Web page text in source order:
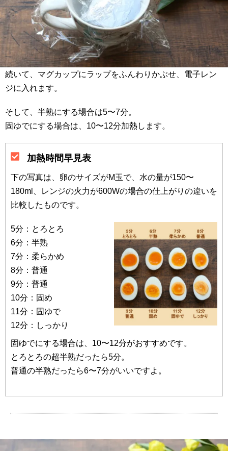
続いて、マグカップにラップをふんわりかぶせ、電子レン
ジに入れます。
そして、半熟にする場合は5〜7分。
固ゆでにする場合は、10〜12分加熱します。
加熱時間早見表
下の写真は、卵のサイズがM玉で、水の量が150〜
180ml、レンジの火力が600Wの場合の仕上がりの違いを
比較したものです。
5分：とろとろ
6分：半熟
7分：柔らかめ
8分：普通
9分：普通
10分：固め
11分：固ゆで
12分：しっかり
固ゆでにする場合は、10〜12分がおすすめです。
とろとろの超半熟だったら5分。
普通の半熟だったら6〜7分がいいですよ。